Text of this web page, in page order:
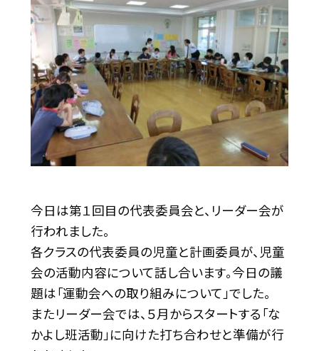
今日は第１回目の代表委員会と、リーダー会が
行われました。
各クラスの代表委員の児童と計画委員が、児童
会の活動内容について話し合います。今日の議
題は「運動会への取り組みについて」でした。
またリーダー会では、５月からスタートする「な
かよし班活動」に向けた打ち合わせと準備が行